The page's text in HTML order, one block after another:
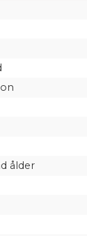
ålder